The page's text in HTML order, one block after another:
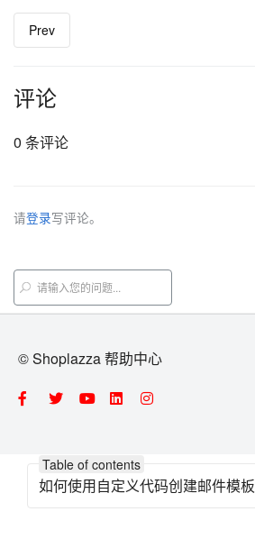
Prev
评论
0 条评论
请登录写评论。
Table of contents
如何使用自定义代码创建邮件模板
© Shoplazza 帮助中心